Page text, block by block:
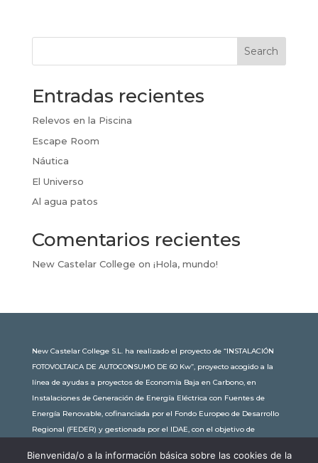
Search
Entradas recientes
Relevos en la Piscina
Escape Room
Náutica
El Universo
Al agua patos
Comentarios recientes
New Castelar College on ¡Hola, mundo!
New Castelar College S.L. ha realizado el proyecto de “INSTALACIÓN
FOTOVOLTAICA DE AUTOCONSUMO DE 60 Kw”, proyecto acogido a la
línea de ayudas a proyectos de Economía Baja en Carbono, en
Instalaciones de Generación de Energía Eléctrica con Fuentes de
Energía Renovable, cofinanciada por el Fondo Europeo de Desarrollo
Regional (FEDER) y gestionada por el IDAE, con el objetivo de
subvención de 30.245,63€. Con una potencia instalada de 60kW, la
Bienvenida/o a la información básica sobre las cookies de la